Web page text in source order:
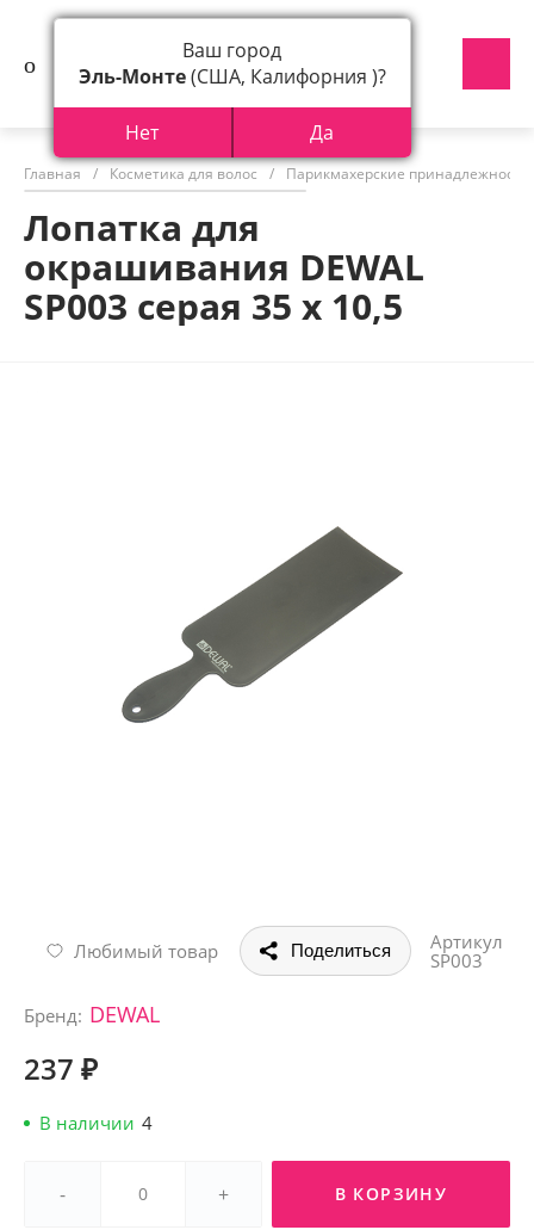
Главная / Косметика для волос / Парикмахерские принадлежности
Лопатка для
окрашивания DEWAL
SP003 серая 35 х 10,5
Любимый товар Поделиться
Артикул
SP003
Бренд: DEWAL
237 ₽
В наличии 4
- + В КОРЗИНУ
Ваш город
Эль-Монте(США, Калифорния )?
Нет Да